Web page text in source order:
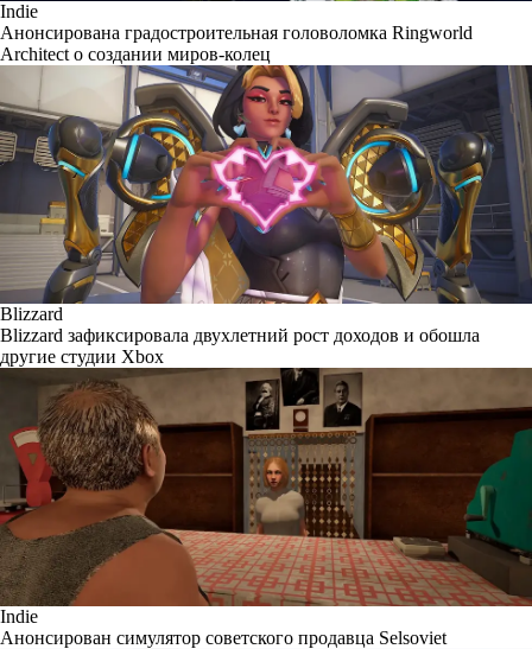
Indie
Анонсирована градостроительная головоломка Ringworld
Architect о создании миров-колец
Blizzard
Blizzard зафиксировала двухлетний рост доходов и обошла
другие студии Xbox
Indie
Анонсирован симулятор советского продавца Selsoviet